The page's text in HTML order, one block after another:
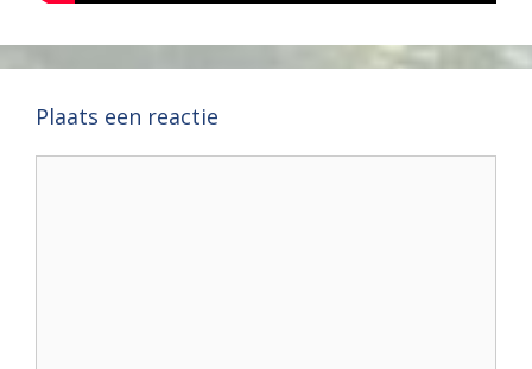
Plaats een reactie